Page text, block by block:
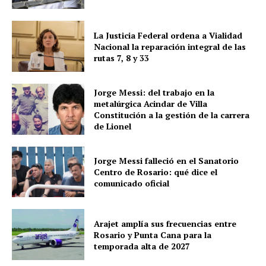
La Justicia Federal ordena a Vialidad
Nacional la reparación integral de las
rutas 7, 8 y 33
Jorge Messi: del trabajo en la
metalúrgica Acindar de Villa
Constitución a la gestión de la carrera
de Lionel
Jorge Messi falleció en el Sanatorio
Centro de Rosario: qué dice el
comunicado oficial
Arajet amplía sus frecuencias entre
Rosario y Punta Cana para la
temporada alta de 2027